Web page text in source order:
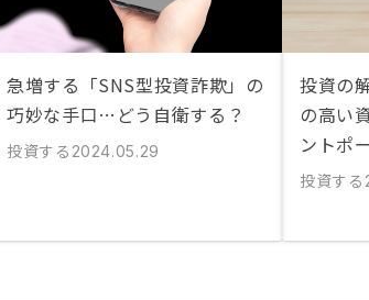
急増する「SNS型投資詐欺」の
巧妙な手口…どう自衛する？
投資する 2024.05.29
投資の
の高い
ントポ
投資する